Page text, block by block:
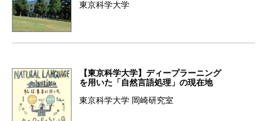
東京科学大学
【東京科学大学】ディープラーニング
を用いた「自然言語処理」の現在地
東京科学大学 岡崎研究室